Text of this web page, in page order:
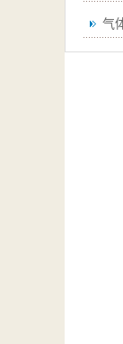
气